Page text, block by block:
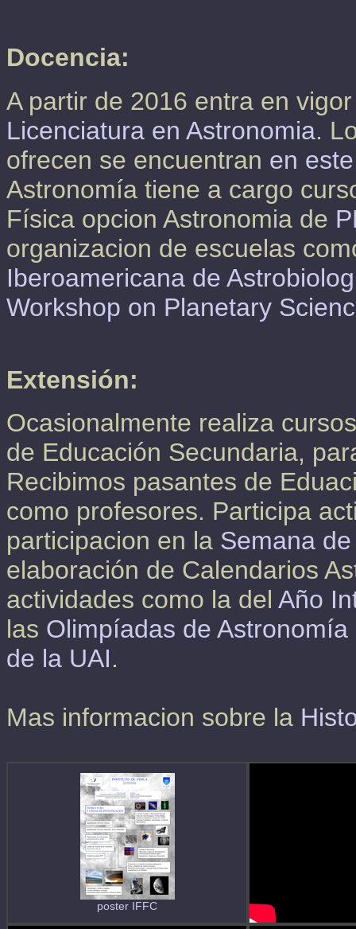
Docencia:
A partir de 2016 entra en
Licenciatura en Astronomia.
ofrecen se encuentran en
Astronomía tiene a cargo
Física opcion Astronomia de
organizacion de escuelas
Iberoamericana de
Workshop on Planetary
Extensión:
Ocasionalmente realiza
de Educación Secundaria,
Recibimos pasantes de
como profesores. Participa
participacion en la Semana
elaboración de Calendarios
actividades como la del Año
las Olimpíadas de Astronomía
de la UAI.
Mas informacion sobre la
poster IFFC